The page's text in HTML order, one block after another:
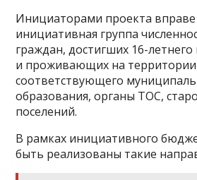
Инициаторами проекта
инициативная группа
граждан, достигших 16-летнего
и проживающих на территории
соответствующего
образования, органы ТОС,
поселений.
В рамках инициативного
быть реализованы такие